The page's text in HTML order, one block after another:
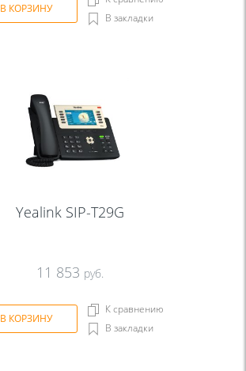
В КОРЗИНУ
В закладки
Yealink SIP-T29G
11 853 руб.
В КОРЗИНУ
К сравнению
В закладки